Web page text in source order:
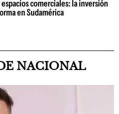
comerciales: la inversión
en Sudamérica
NACIONAL